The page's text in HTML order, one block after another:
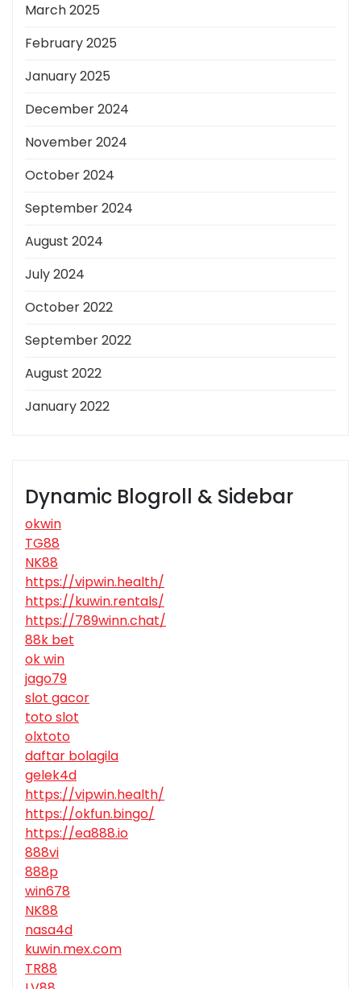
March 2025
February 2025
January 2025
December 2024
November 2024
October 2024
September 2024
August 2024
July 2024
October 2022
September 2022
August 2022
January 2022
Dynamic Blogroll & Sidebar
okwin
TG88
NK88
https://vipwin.health/
https://kuwin.rentals/
https://789winn.chat/
88k bet
ok win
jago79
slot gacor
toto slot
olxtoto
daftar bolagila
gelek4d
https://vipwin.health/
https://okfun.bingo/
https://ea888.io
888vi
888p
win678
NK88
nasa4d
kuwin.mex.com
TR88